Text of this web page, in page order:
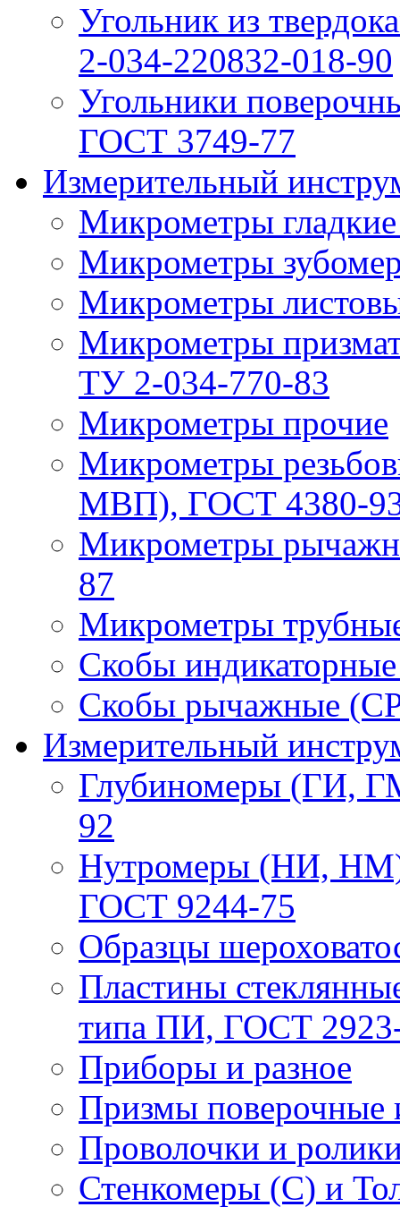
Угольник из
2-034-220832-018-90
Угольники
ГОСТ 3749-77
Измерительный
Микрометры
Микрометры
Микрометры
Микрометры
ТУ 2-034-770-83
Микрометры прочие
Микрометры
МВП), ГОСТ 4380-
Микрометры
87
Микрометры
Скобы
Скобы рычажные
Измерительный
Глубиномеры (ГИ,
92
Нутромеры (НИ,
ГОСТ 9244-75
Образцы
Пластины
типа ПИ, ГОСТ
Приборы и разное
Призмы поверочные
Проволочки и
Стенкомеры (С) и